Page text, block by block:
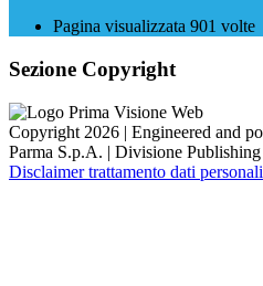
Pagina visualizzata 901 volte
Sezione Copyright
Copyright 2026 | Engineered and
Parma S.p.A. | Divisione
Disclaimer trattamento dati personali